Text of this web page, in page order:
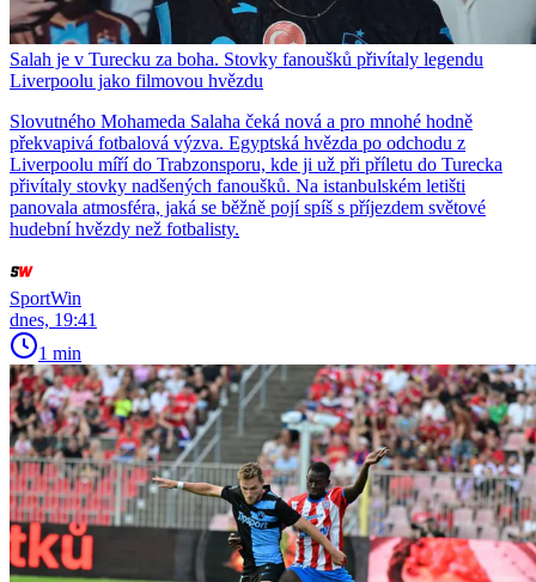
Salah je v Turecku za boha. Stovky fanoušků přivítaly legendu
Liverpoolu jako filmovou hvězdu
Slovutného Mohameda Salaha čeká nová a pro mnohé hodně
překvapivá fotbalová výzva. Egyptská hvězda po odchodu z
Liverpoolu míří do Trabzonsporu, kde ji už při příletu do Turecka
přivítaly stovky nadšených fanoušků. Na istanbulském letišti
panovala atmosféra, jaká se běžně pojí spíš s příjezdem světové
hudební hvězdy než fotbalisty.
SportWin
dnes, 19:41
1 min